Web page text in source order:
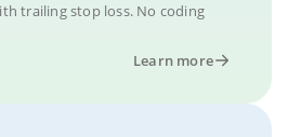
trailing stop loss. No coding
Learn more